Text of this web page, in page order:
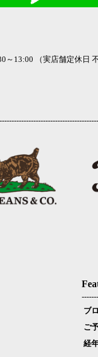
～13:00 （実店舗定休日
ブ
ご
経